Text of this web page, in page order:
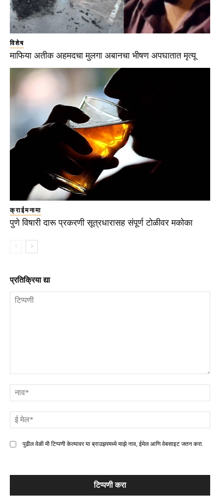
विशेष
माफिया अतीक अहमदचा मुलगा अबानचा भीषण अपघातात मृत्यू
क्राईमनामा
पुणे विषारी दारू प्रकरणी सूत्रधारासह संपूर्ण टोळीवर मकोका
प्रतिक्रिया द्या
पुढील वेळी मी टिप्पणी केल्यावर या ब्राउझरमध्ये माझे नाव, ईमेल आणि वेबसाइट जतन करा.